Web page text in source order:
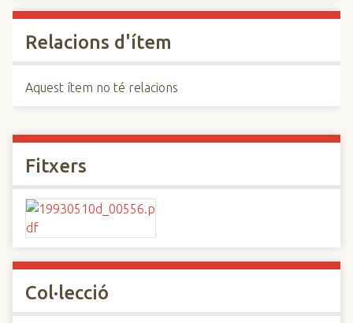
Relacions d'ítem
Aquest ítem no té relacions
Fitxers
Col·lecció